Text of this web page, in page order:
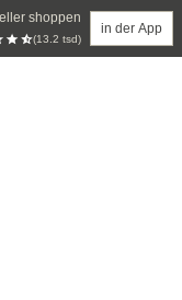
shoppen
(13.2 tsd)
in der App